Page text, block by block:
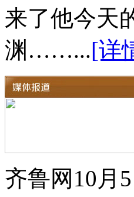
来了他今天
渊……...[详
齐鲁网10月